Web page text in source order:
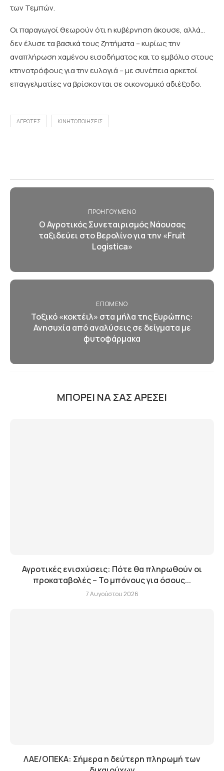
των Τεμπών.
Οι παραγωγοί θεωρούν ότι η κυβέρνηση άκουσε, αλλά…
δεν έλυσε τα βασικά τους ζητήματα – κυρίως την
αναπλήρωση χαμένου εισοδήματος και το εμβόλιο στους
κτηνοτρόφους για την ευλογιά – με συνέπεια αρκετοί
επαγγελματίες να βρίσκονται σε οικονομικό αδιέξοδο.
ΑΓΡΟΤΕΣ ΚΙΝΗΤΟΠΟΙΗΣΕΙΣ
ΠΡΟΗΓΟΎΜΕΝΟ
Ο Αγροτικός Συνεταιρισμός Νάουσας
ταξιδεύει στο Βερολίνο για την «Fruit
Logistica»
ΕΠΌΜΕΝΟ
Τοξικό «κοκτέιλ» στα μήλα της Ευρώπης:
Ανησυχία από αναλύσεις σε δείγματα με
φυτοφάρμακα
ΜΠΟΡΕΊ ΝΑ ΣΑΣ ΑΡΈΣΕΙ
Αγροτικές ενισχύσεις: Πότε θα πληρωθούν οι
προκαταβολές – Το μπόνους για όσους...
7 Αυγούστου 2026
ΛΑΕ/ΟΠΕΚΑ: Σήμερα η δεύτερη πληρωμή των